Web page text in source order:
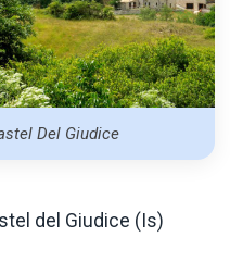
Del Giudice
del Giudice (Is)